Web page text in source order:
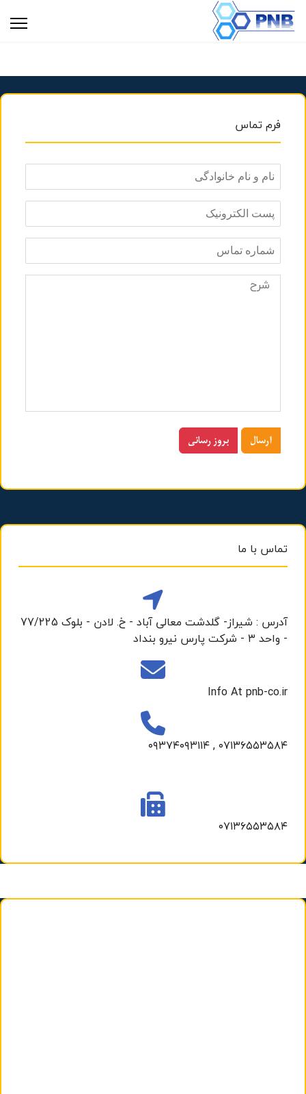
فرم تماس
ارسال بروز رسانی
تماس با ما
آدرس : شیراز- گلدشت معالی آباد - خ. لادن - بلوک 77/225
- واحد ۳ - شرکت پارس نیرو بنداد
Info At pnb-co.ir
۰۷۱۳۶۵۵۳۵۸۴ , ۰۹۳۷۴۰۹۳۱۱۴
۰۷۱۳۶۵۵۳۵۸۴